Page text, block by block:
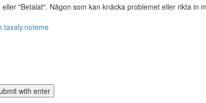
"Betalat". Någon som kan knäcka problemet eller rikta in